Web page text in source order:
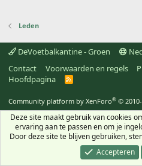
Leden
DeVoetbalkantine - Groen
Contact
Voorwaarden en regels
Hoofdpagina
R
Community platform by XenForo® ©
Deze site maakt gebruik van cookies
ervaring aan te passen en om je
Door deze site te blijven gebruiken,
Accepteren